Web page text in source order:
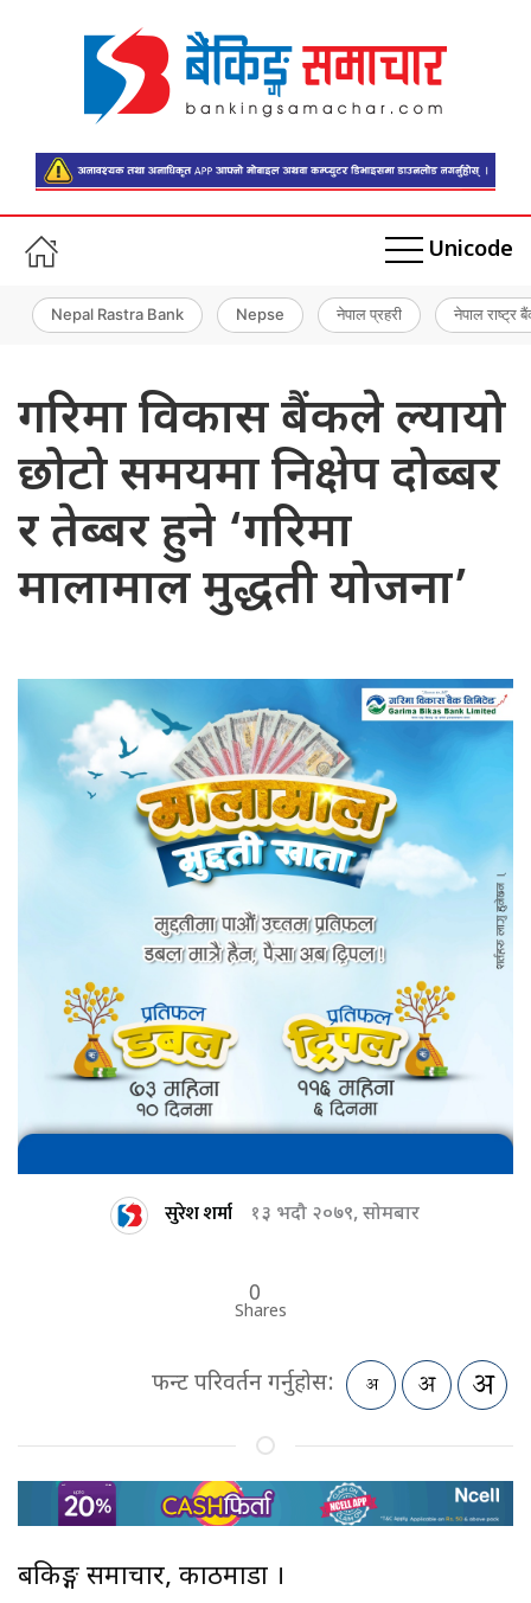
Unicode
Nepal Rastra Bank Nepse नेपाल प्रहरी नेपाल राष्ट्र
गरिमा विकास बैंकले ल्यायो
छोटो समयमा निक्षेप दोब्बर
र तेब्बर हुने ‘गरिमा
मालामाल मुद्धती योजना’
सुरेश शर्मा १३ भदौ २०७९, सोमबार
0
Shares
फन्ट परिवर्तन गर्नुहोस:
बैंकिङ्ग समाचार, काठमाडौं ।